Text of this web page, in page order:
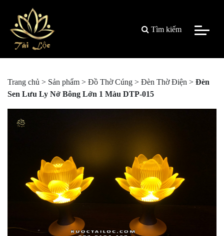
Tìm kiếm
Trang chủ > Sản phẩm > Đồ Thờ Cúng > Đèn Thờ Điện > Đèn
Sen Lưu Ly Nở Bông Lớn 1 Màu DTP-015